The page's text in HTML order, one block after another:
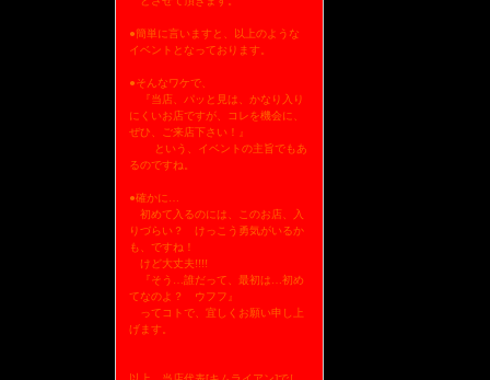
●簡単に言いますと、以上のような
イベントとなっております。
●そんなワケで、
『当店、パッと見は、かなり入り
にくいお店ですが、コレを機会に、
ぜひ、ご来店下さい！』
という、イベントの主旨でもあ
るのですね。
●確かに…
初めて入るのには、このお店、入
りづらい？ けっこう勇気がいるか
も、ですね！
けど大丈夫!!!!
『そう…誰だって、最初は…初め
てなのよ？ ウフフ』
ってコトで、宜しくお願い申し上
げます。